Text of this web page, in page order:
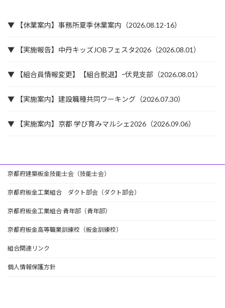
▼ 【休業案内】事務所夏季休業案内（2026.08.12-16）
▼ 【実施報告】中丹キッズJOBフェスタ2026（2026.08.01）
▼ 【組合員情報変更】【組合脱退】ｰ伏見支部（2026.08.01）
▼ 【実施案内】建設職種共同ワーキング（2026.07.30）
▼ 【実施案内】京都 学び育みマルシェ2026（2026.09.06）
京都府建築板金技能士会（技能士会）
京都府板金工業組合 ダクト部会（ダクト部会）
京都府板金工業組合 青年部（青年部）
京都府板金高等職業訓練校（板金訓練校）
組合関連リンク
個人情報保護方針